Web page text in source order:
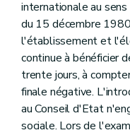
internationale au
du 15 décembre
l'établissement et
continue à bénéficier
trente jours, à
finale négative.
au Conseil d'Etat
sociale. Lors de